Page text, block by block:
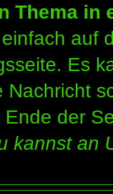
Thema in
auf
Es
Nachricht
der
kannst an